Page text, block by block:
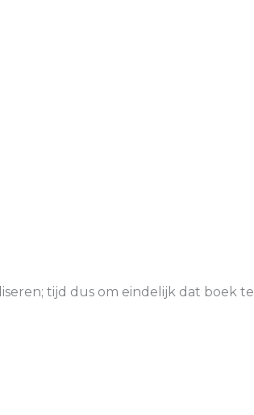
tijd dus om eindelijk dat boek te